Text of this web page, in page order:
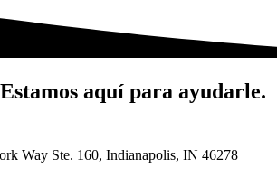
Estamos aquí para ayudarle.
Way Ste. 160, Indianapolis, IN 46278